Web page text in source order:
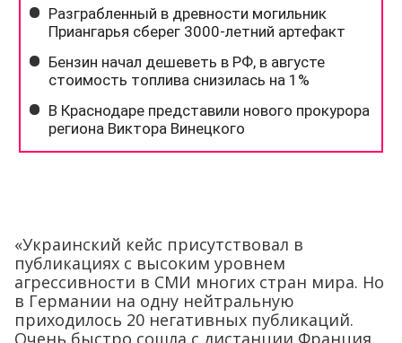
«Украинский кейс присутствовал в
публикациях с высоким уровнем
агрессивности в СМИ многих стран мира. Но
в Германии на одну нейтральную
приходилось 20 негативных публикаций.
Очень быстро сошла с дистанции Франция.